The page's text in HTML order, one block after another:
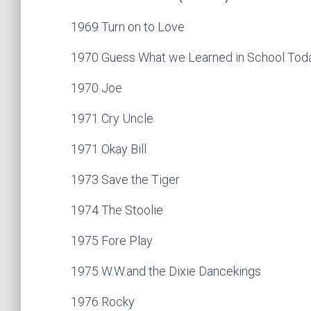
1969 Turn on to Love
1970 Guess What we Learned in School
1970 Joe
1971 Cry Uncle
1971 Okay Bill
1973 Save the Tiger
1974 The Stoolie
1975 Fore Play
1975 W.W.and the Dixie Dancekings
1976 Rocky